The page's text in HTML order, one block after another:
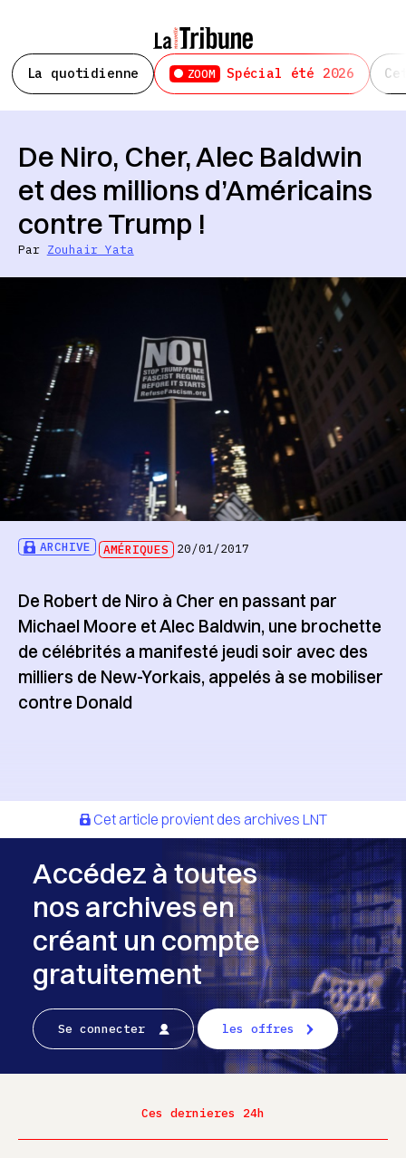
La quotidienne ZOOM Spécial été 2026
ARCHIVE AMÉRIQUES 20/01/2017
De Niro, Cher, Alec Baldwin
et des millions d’Américains
contre Trump !
Par Zouhair Yata
De Robert de Niro à Cher en passant par
Michael Moore et Alec Baldwin, une brochette
de célébrités a manifesté jeudi soir avec des
milliers de New-Yorkais, appelés à se mobiliser
contre Donald
Cet article provient des archives LNT
Accédez à toutes
nos archives en
créant un compte
gratuitement
Se connecter les offres
Ces dernieres 24h